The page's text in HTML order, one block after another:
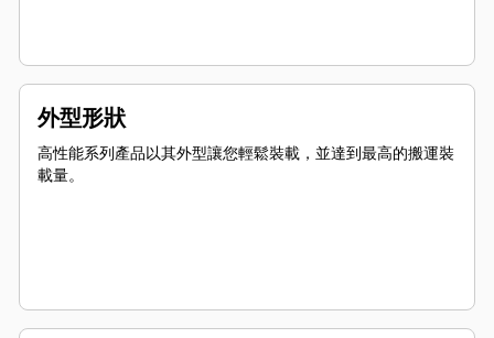
外型形狀
高性能系列產品以其外型讓您輕鬆裝載，並達到最高的搬運裝
載量。